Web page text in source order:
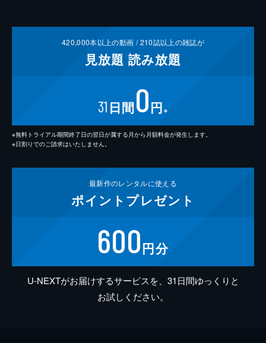
420,000本以上の動画 /210誌以上の雑誌が
見放題 読み放題
31 日間0円 ※
※無料トライアル期間終了日の翌日が属する月から月額料金が発生します。
※日割りでのご請求はいたしません。
最新作のレンタルに使える
ポイント プレゼント
600円分
U-NEXTがお届けするサービスを、31日間ゆっくりと
お試しください。